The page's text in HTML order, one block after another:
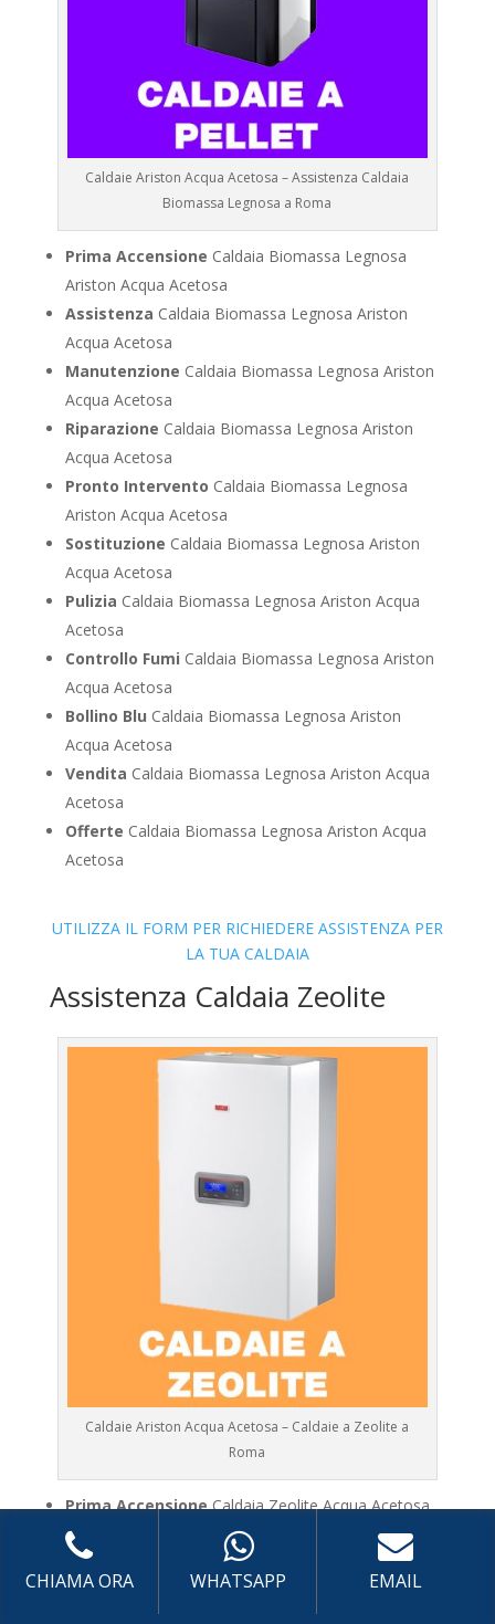
Caldaie Ariston Acqua Acetosa – Assistenza Caldaia
Biomassa Legnosa a Roma
Prima Accensione Caldaia Biomassa Legnosa
Ariston Acqua Acetosa
Assistenza Caldaia Biomassa Legnosa Ariston
Acqua Acetosa
Manutenzione Caldaia Biomassa Legnosa Ariston
Acqua Acetosa
Riparazione Caldaia Biomassa Legnosa Ariston
Acqua Acetosa
Pronto Intervento Caldaia Biomassa Legnosa
Ariston Acqua Acetosa
Sostituzione Caldaia Biomassa Legnosa Ariston
Acqua Acetosa
Pulizia Caldaia Biomassa Legnosa Ariston Acqua
Acetosa
Controllo Fumi Caldaia Biomassa Legnosa Ariston
Acqua Acetosa
Bollino Blu Caldaia Biomassa Legnosa Ariston
Acqua Acetosa
Vendita Caldaia Biomassa Legnosa Ariston Acqua
Acetosa
Offerte Caldaia Biomassa Legnosa Ariston Acqua
Acetosa
UTILIZZA IL FORM PER RICHIEDERE ASSISTENZA PER
LA TUA CALDAIA
Assistenza Caldaia Zeolite
Caldaie Ariston Acqua Acetosa – Caldaie a Zeolite a
Roma
Prima AccensioneCaldaia Zeolite Acqua Acetosa
Assistenza
Caldaia Zeolite Acqua Acetosa
Manutenzione
Caldaia Zeolite Acqua Acetosa
Riparazione
Caldaia Zeolite Acqua Acetosa
Pronto Intervento
Caldaia Zeolite Acqua Acetosa
CHIAMA ORA WHATSAPP EMAIL